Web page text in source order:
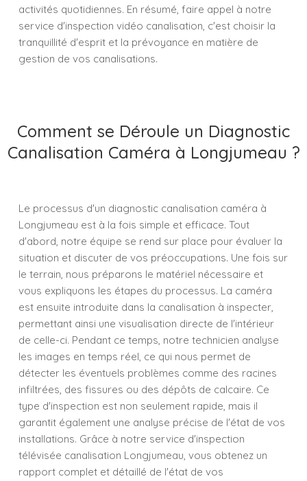
activités quotidiennes. En résumé, faire appel à notre
service d'inspection vidéo canalisation, c'est choisir la
tranquillité d'esprit et la prévoyance en matière de
gestion de vos canalisations.
Comment se Déroule un Diagnostic
Canalisation Caméra à Longjumeau ?
Le processus d'un diagnostic canalisation caméra à
Longjumeau est à la fois simple et efficace. Tout
d'abord, notre équipe se rend sur place pour évaluer la
situation et discuter de vos préoccupations. Une fois sur
le terrain, nous préparons le matériel nécessaire et
vous expliquons les étapes du processus. La caméra
est ensuite introduite dans la canalisation à inspecter,
permettant ainsi une visualisation directe de l'intérieur
de celle-ci. Pendant ce temps, notre technicien analyse
les images en temps réel, ce qui nous permet de
détecter les éventuels problèmes comme des racines
infiltrées, des fissures ou des dépôts de calcaire. Ce
type d'inspection est non seulement rapide, mais il
garantit également une analyse précise de l'état de vos
installations. Grâce à notre service d'inspection
télévisée canalisation Longjumeau, vous obtenez un
rapport complet et détaillé de l'état de vos